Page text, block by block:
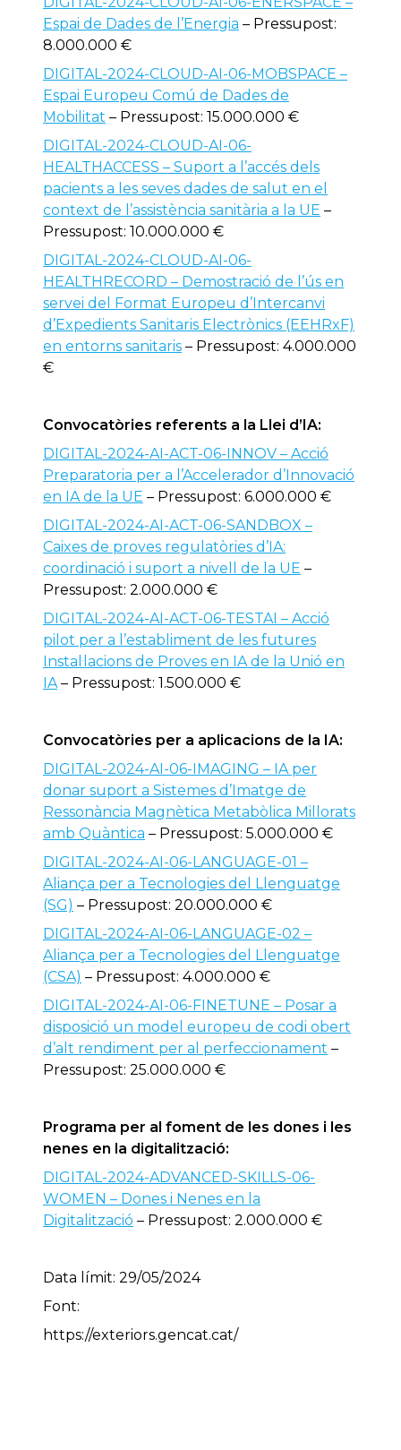
Espai de Dades de l’Energia – Pressupost:
8.000.000 €
DIGITAL-2024-CLOUD-AI-06-MOBSPACE –
Espai Europeu Comú de Dades de
Mobilitat – Pressupost: 15.000.000 €
DIGITAL-2024-CLOUD-AI-06-
HEALTHACCESS – Suport a l’accés dels
pacients a les seves dades de salut en el
context de l’assistència sanitària a la UE –
Pressupost: 10.000.000 €
DIGITAL-2024-CLOUD-AI-06-
HEALTHRECORD – Demostració de l’ús en
servei del Format Europeu d’Intercanvi
d’Expedients Sanitaris Electrònics (EEHRxF)
en entorns sanitaris – Pressupost: 4.000.000
€
Convocatòries referents a la Llei d’IA:
DIGITAL-2024-AI-ACT-06-INNOV – Acció
Preparatoria per a l’Accelerador d’Innovació
en IA de la UE – Pressupost: 6.000.000 €
DIGITAL-2024-AI-ACT-06-SANDBOX –
Caixes de proves regulatòries d’IA:
coordinació i suport a nivell de la UE –
Pressupost: 2.000.000 €
DIGITAL-2024-AI-ACT-06-TESTAI – Acció
pilot per a l’establiment de les futures
Instal·lacions de Proves en IA de la Unió en
IA– Pressupost: 1.500.000 €
Convocatòries per a aplicacions de la IA:
DIGITAL-2024-AI-06-IMAGING – IA per
donar suport a Sistemes d’Imatge de
Ressonància Magnètica Metabòlica Millorats
amb Quàntica – Pressupost: 5.000.000 €
DIGITAL-2024-AI-06-LANGUAGE-01 –
Aliança per a Tecnologies del Llenguatge
(SG) – Pressupost: 20.000.000 €
DIGITAL-2024-AI-06-LANGUAGE-02 –
Aliança per a Tecnologies del Llenguatge
(CSA) – Pressupost: 4.000.000 €
DIGITAL-2024-AI-06-FINETUNE – Posar a
disposició un model europeu de codi obert
d’alt rendiment per al perfeccionament –
Pressupost: 25.000.000 €
Programa per al foment de les dones i les
nenes en la digitalització:
DIGITAL-2024-ADVANCED-SKILLS-06-
WOMEN – Dones i Nenes en la
Digitalització – Pressupost: 2.000.000 €
Data límit: 29/05/2024
Font:
https://exteriors.gencat.cat/